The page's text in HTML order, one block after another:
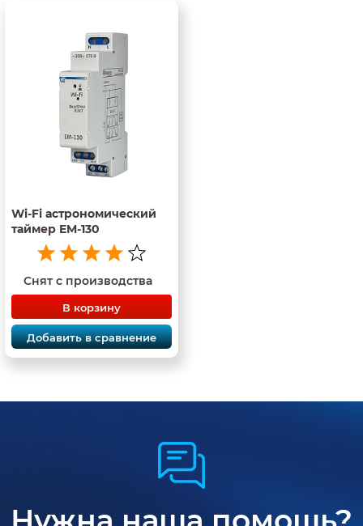
Wi-Fi астрономический
таймер EM-130
Снят с производства
В корзину
Добавить в сравнение